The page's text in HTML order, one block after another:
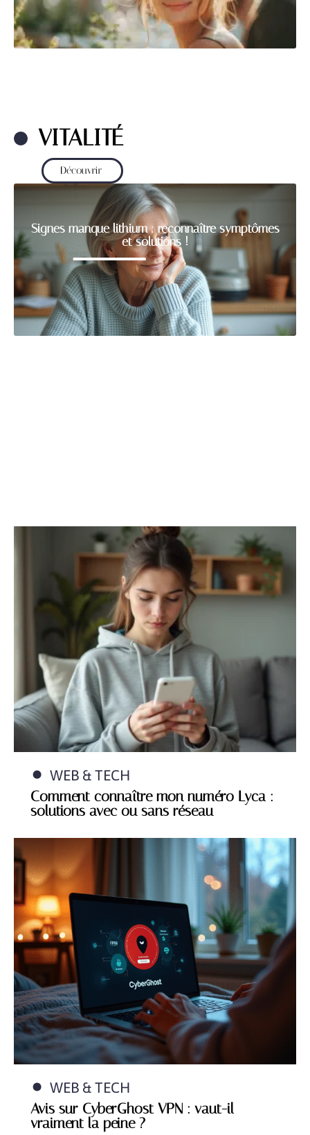
VITALITÉ
Découvrir
Signes manque lithium : reconnaître symptômes
et solutions !
WEB & TECH
Comment connaître mon numéro Lyca :
solutions avec ou sans réseau
WEB & TECH
Avis sur CyberGhost VPN : vaut-il
vraiment la peine ?